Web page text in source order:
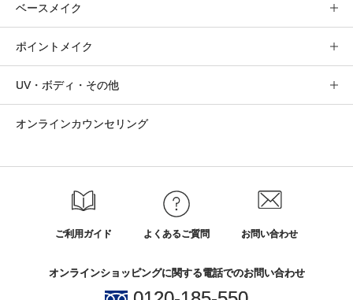
ベースメイク
ポイントメイク
UV・ボディ・その他
オンラインカウンセリング
ご利用ガイド よくあるご質問 お問い合わせ
オンラインショッピングに関する電話でのお問い合わせ